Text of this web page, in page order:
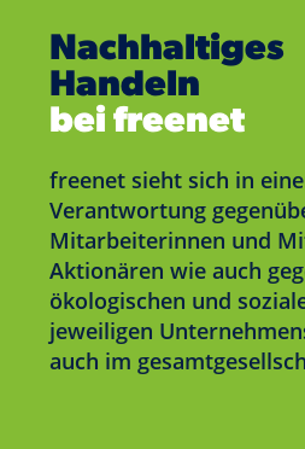
Nachhaltiges
Handeln
bei freenet
freenet sieht sich in
Verantwortung
Mitarbeiterinnen und
Aktionären wie auch
ökologischen und
jeweiligen
auch im